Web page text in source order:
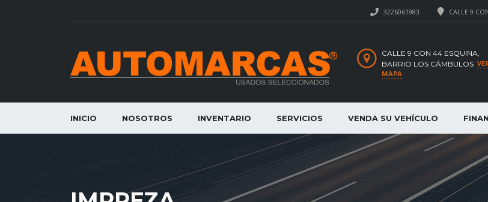
CALLE 9
3226061983
CALLE 9 CON 44 ESQUINA,
BARRIO LOS CÁMBULOS
MAPA
INICIO NOSOTROS INVENTARIO SERVICIOS VENDA SU VEHÍCULO